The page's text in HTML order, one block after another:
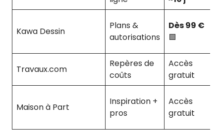
Kawa Dessin
Plans &
autorisations
Dès 99 €
🟩
Travaux.com
Repères de
coûts
Accès
gratuit
Maison à Part
Inspiration +
pros
Accès
gratuit